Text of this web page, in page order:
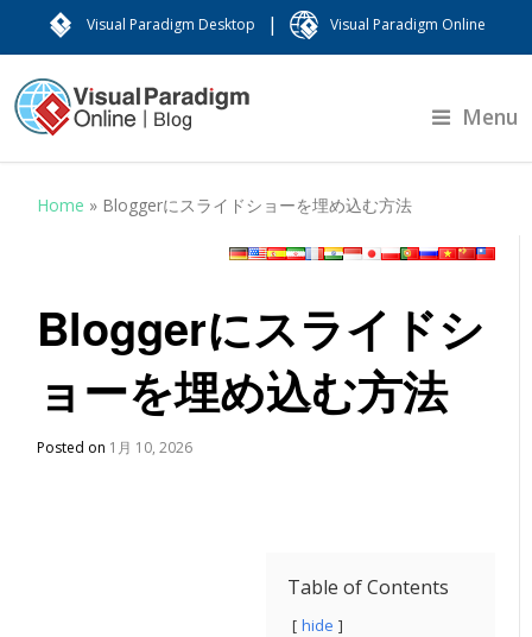
Visual Paradigm Desktop | Visual Paradigm Online
Menu
Home » Bloggerにスライドショーを埋め込む方法
Bloggerにスライドシ
ョーを埋め込む方法
Posted on 1月 10, 2026
Table of Contents
hide